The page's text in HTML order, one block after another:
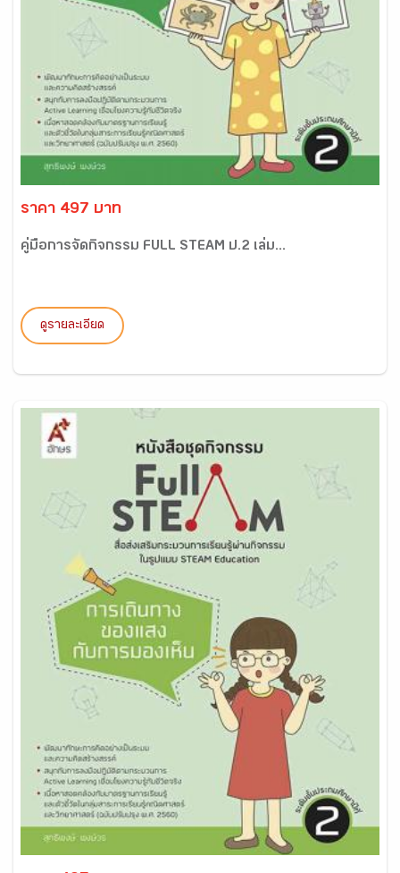
ราคา 497 บาท
คู่มือการจัดกิจกรรม FULL STEAM ป.2 เล่ม...
ดูรายละเอียด